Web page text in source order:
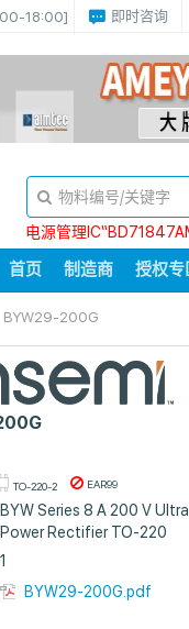
18:00] 即时咨询
电源管理
首页 制造商 授权专
BYW29-200G
TO-220-2 EAR99
BYW Series 8 A 200 V
Power Rectifier TO-220
BYW29-200G.pdf